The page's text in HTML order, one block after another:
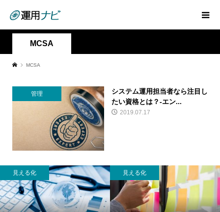
MCSA
MCSA
管理
システム運用担当者なら注目し
たい資格とは？-エン...
2019.07.17
見える化 見える化